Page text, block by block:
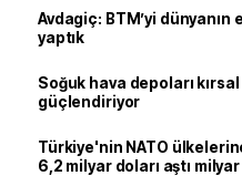
Avdagiç: BTM’yi
yaptık
Soğuk hava depoları
güçlendiriyor
Türkiye'nin NATO
6,2 milyar doları aştı milyar